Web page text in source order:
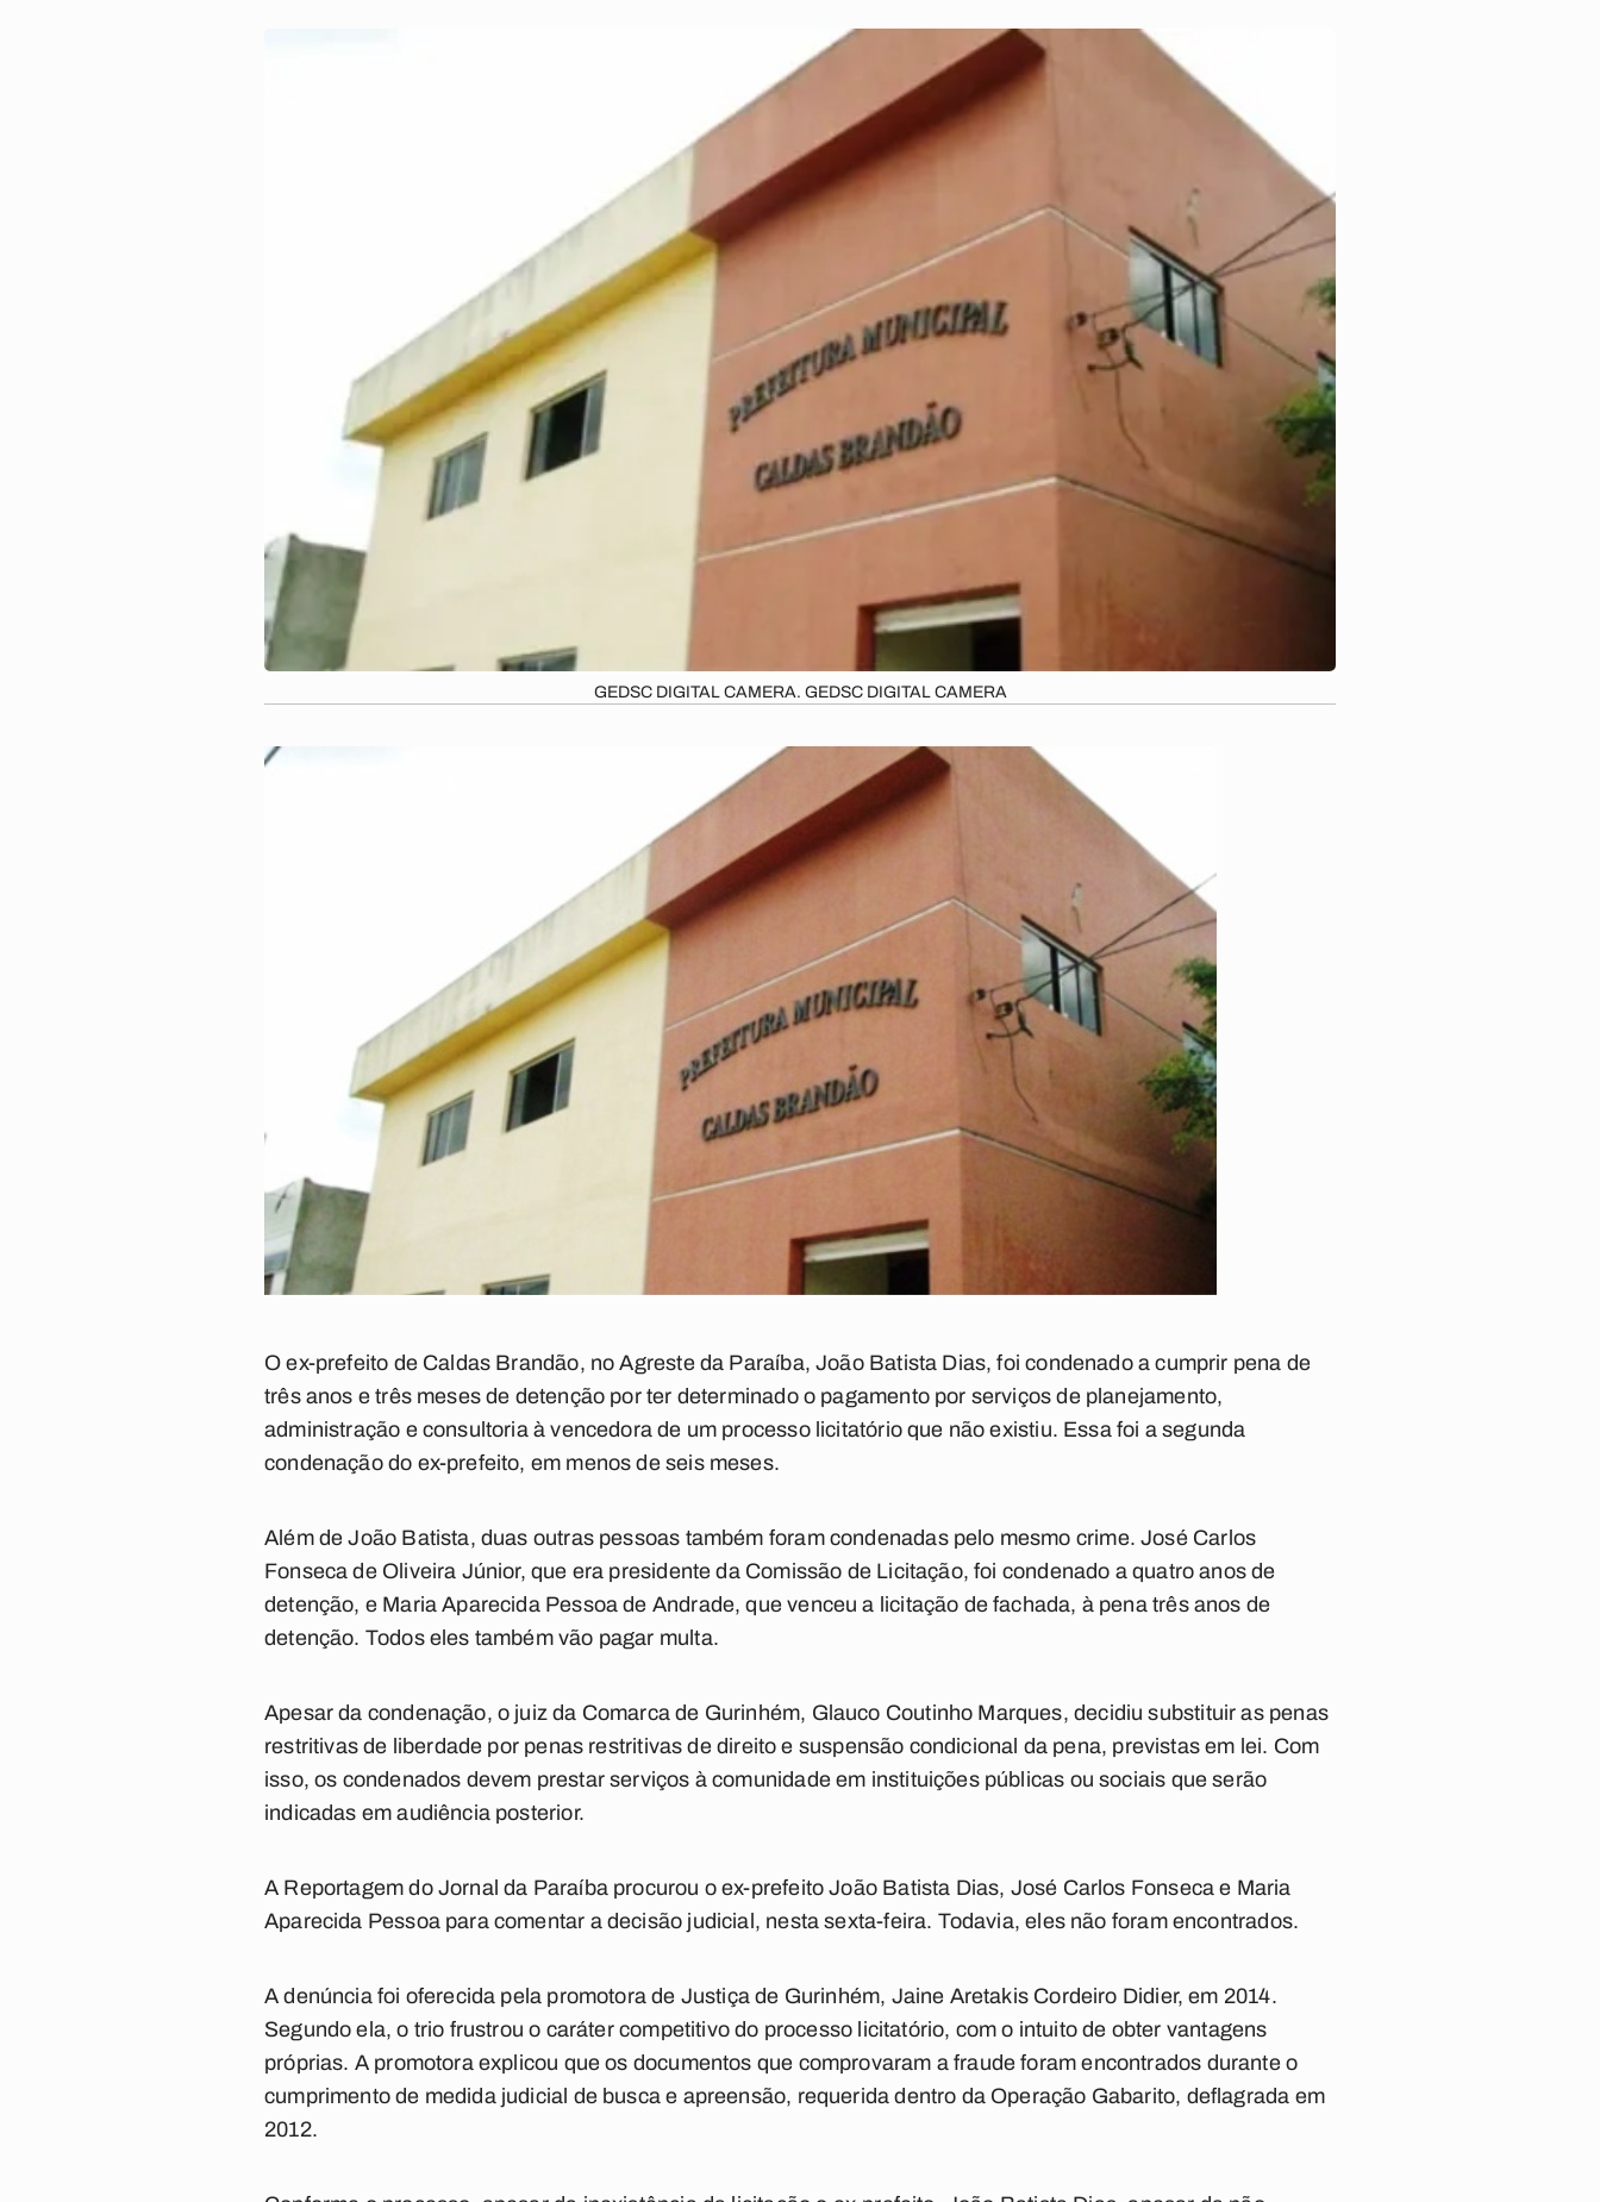
GEDSC DIGITAL CAMERA. GEDSC DIGITAL CAMERA
O ex-prefeito de Caldas Brandão, no Agreste da Paraíba, João Batista Dias, foi condenado a cumprir pena de
três anos e três meses de detenção por ter determinado o pagamento por serviços de planejamento,
administração e consultoria à vencedora de um processo licitatório que não existiu. Essa foi a segunda
condenação do ex-prefeito, em menos de seis meses.
Além de João Batista, duas outras pessoas também foram condenadas pelo mesmo crime. José Carlos
Fonseca de Oliveira Júnior, que era presidente da Comissão de Licitação, foi condenado a quatro anos de
detenção, e Maria Aparecida Pessoa de Andrade, que venceu a licitação de fachada, à pena três anos de
detenção. Todos eles também vão pagar multa.
Apesar da condenação, o juiz da Comarca de Gurinhém, Glauco Coutinho Marques, decidiu substituir as penas
restritivas de liberdade por penas restritivas de direito e suspensão condicional da pena, previstas em lei. Com
isso, os condenados devem prestar serviços à comunidade em instituições públicas ou sociais que serão
indicadas em audiência posterior.
A Reportagem do Jornal da Paraíba procurou o ex-prefeito João Batista Dias, José Carlos Fonseca e Maria
Aparecida Pessoa para comentar a decisão judicial, nesta sexta-feira. Todavia, eles não foram encontrados.
A denúncia foi oferecida pela promotora de Justiça de Gurinhém, Jaine Aretakis Cordeiro Didier, em 2014.
Segundo ela, o trio frustrou o caráter competitivo do processo licitatório, com o intuito de obter vantagens
próprias. A promotora explicou que os documentos que comprovaram a fraude foram encontrados durante o
cumprimento de medida judicial de busca e apreensão, requerida dentro da Operação Gabarito, deflagrada em
2012.